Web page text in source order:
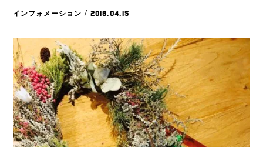
インフォメーション / 2018.04.15